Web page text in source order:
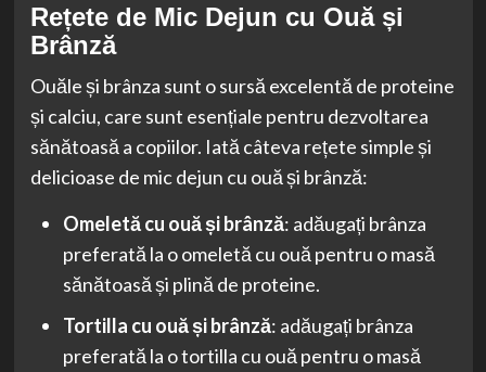
Rețete de Mic Dejun cu Ouă și
Brânză
Ouăle și brânza sunt o sursă excelentă de proteine
și calciu, care sunt esențiale pentru dezvoltarea
sănătoasă a copiilor. Iată câteva rețete simple și
delicioase de mic dejun cu ouă și brânză:
Omeletă cu ouă și brânză: adăugați brânza
preferată la o omeletă cu ouă pentru o masă
sănătoasă și plină de proteine.
Tortilla cu ouă și brânză: adăugați brânza
preferată la o tortilla cu ouă pentru o masă